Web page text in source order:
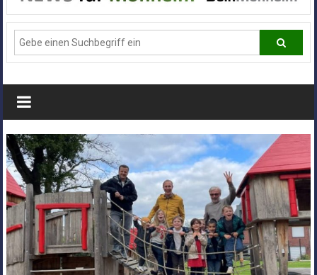
News
aus
Deiner
Stadt
Monheim